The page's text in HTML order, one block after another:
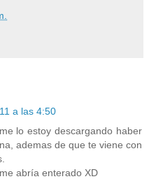
a las 4:50
lo estoy descargando haber
ademas de que te viene con
abría enterado XD